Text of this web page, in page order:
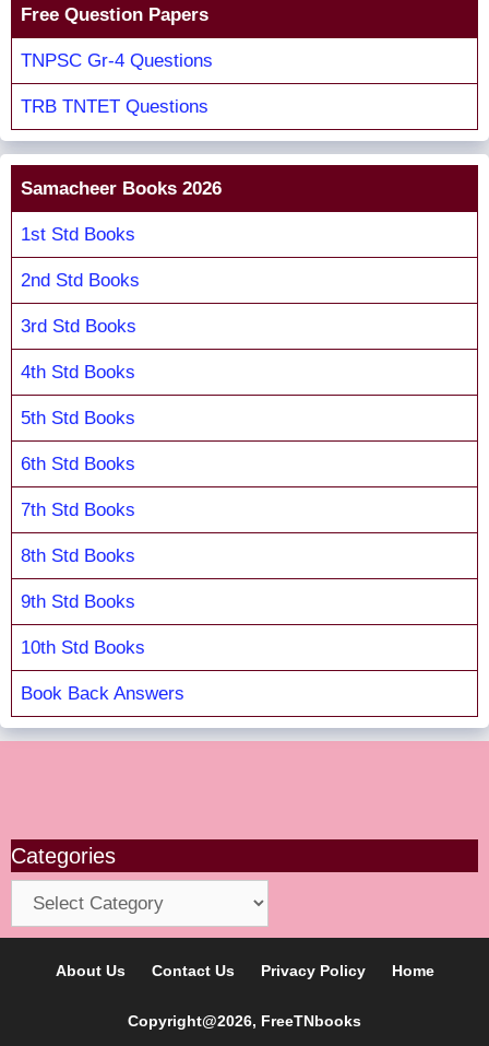
Free Question Papers
TNPSC Gr-4 Questions
TRB TNTET Questions
Samacheer Books 2026
1st Std Books
2nd Std Books
3rd Std Books
4th Std Books
5th Std Books
6th Std Books
7th Std Books
8th Std Books
9th Std Books
10th Std Books
Book Back Answers
Categories
Categories
About Us Contact Us Privacy Policy Home
Copyright@2026, FreeTNbooks